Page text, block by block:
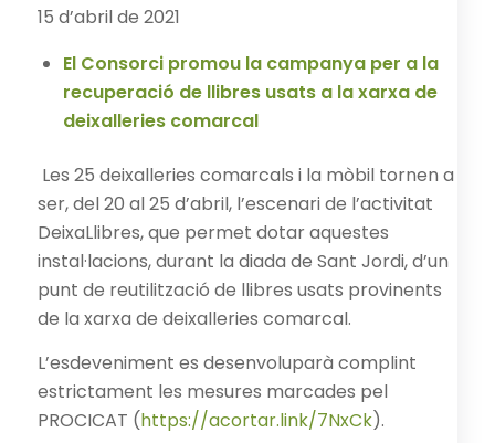
15 d’abril de 2021
El Consorci promou la campanya per a la
recuperació de llibres usats a la xarxa de
deixalleries comarcal
Les 25 deixalleries comarcals i la mòbil tornen a
ser, del 20 al 25 d’abril, l’escenari de l’activitat
DeixaLlibres, que permet dotar aquestes
instal·lacions, durant la diada de Sant Jordi, d’un
punt de reutilització de llibres usats provinents
de la xarxa de deixalleries comarcal.
L’esdeveniment es desenvoluparà complint
estrictament les mesures marcades pel
PROCICAT (https://acortar.link/7NxCk).